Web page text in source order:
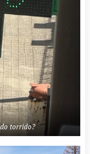
torrido?